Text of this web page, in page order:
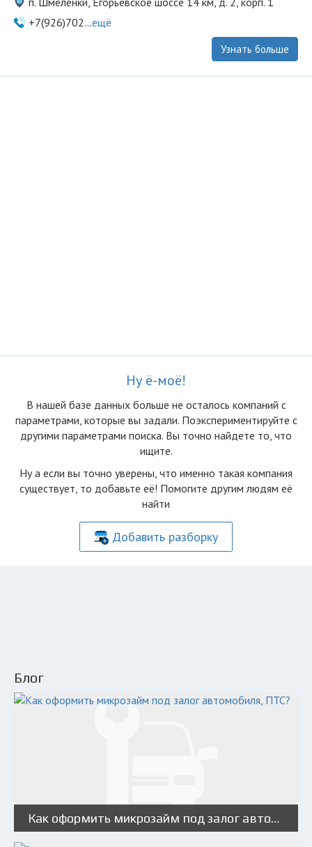
+7(926)702...ещё
Узнать больше
Ну ё-моё!
В нашей базе данных больше не осталоcь компаний с
параметрами, которые вы задали. Поэкспериментируйте с
другими параметрами поиска. Вы точно найдете то, что
ищите.
Ну а если вы точно уверены, что именно такая компания
существует, то добавьте её! Помогите другим людям её
найти
Добавить разборку
Блог
Как оформить микрозайм под залог автомобиля, ПТС?